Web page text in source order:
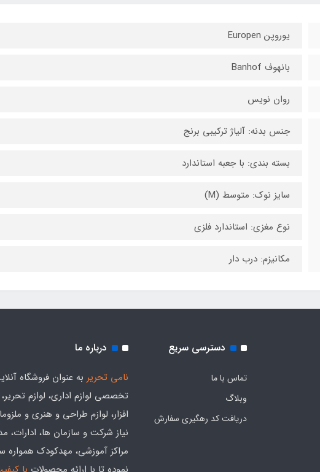
یوروپن Europen
بانهوف Banhof
روان نویس
جنس بدنه: آلیاژ ترکیبی برنج
بسته بندی: با جعبه استاندارد
سایز نوک: متوسط (M)
نوع مغزی: استاندارد فلزی
مکانیزم: درب دار
دسترسی سریع
تماس با ما
وبلاگ
دریافت کد رهگیری سفارش
درباره ما
نامی تحریر به عنوان فروشگاه
تخصصی لوازم اداری، لوازم
افزار، لوازم طراحی و هنری و
نیاز شرکت و سازمان ها، ادارات،
مراکز آموزشی، مهدکودک همواره